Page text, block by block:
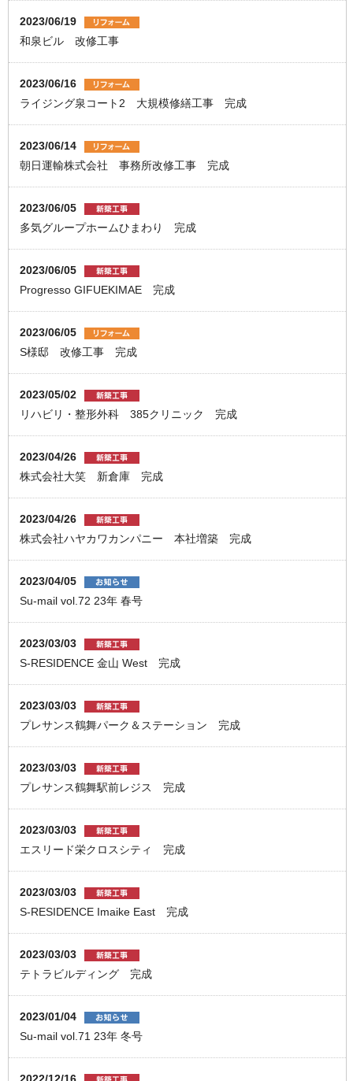
2023/06/19
和泉ビル 改修工事
2023/06/16
ライジング泉コート2 大規模修繕工事 完成
2023/06/14
朝日運輸株式会社 事務所改修工事 完成
2023/06/05
多気グループホームひまわり 完成
2023/06/05
Progresso GIFUEKIMAE 完成
2023/06/05
S様邸 改修工事 完成
2023/05/02
リハビリ・整形外科 385クリニック 完成
2023/04/26
株式会社大笑 新倉庫 完成
2023/04/26
株式会社ハヤカワカンパニー 本社増築 完成
2023/04/05
Su-mail vol.72 23年 春号
2023/03/03
S-RESIDENCE 金山 West 完成
2023/03/03
プレサンス鶴舞パーク＆ステーション 完成
2023/03/03
プレサンス鶴舞駅前レジス 完成
2023/03/03
エスリード栄クロスシティ 完成
2023/03/03
S-RESIDENCE Imaike East 完成
2023/03/03
テトラビルディング 完成
2023/01/04
Su-mail vol.71 23年 冬号